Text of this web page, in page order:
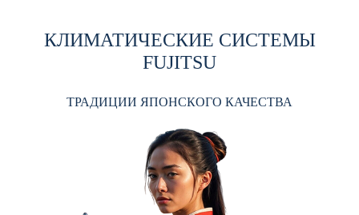
КЛИМАТИЧЕСКИЕ СИСТЕМЫ
FUJITSU
ТРАДИЦИИ ЯПОНСКОГО КАЧЕСТВА